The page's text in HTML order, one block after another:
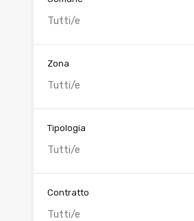
Tutti/e
Zona
Tutti/e
Tipologia
Tutti/e
Contratto
Tutti/e